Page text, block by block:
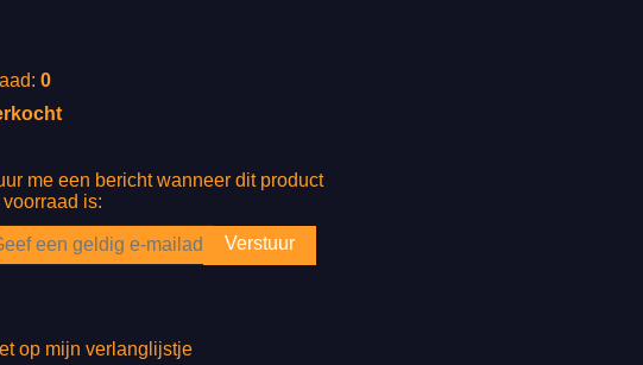
0
me een bericht wanneer dit product
is:
op mijn verlanglijstje